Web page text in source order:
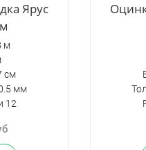
Ярус
м
см
мм
12